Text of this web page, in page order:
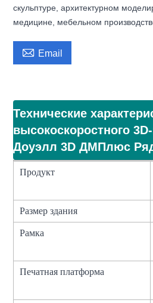
скульптуре, архитектурном
медицине, мебельном
 Email
Технические
высокоскоростного
Доуэлл 3D ДМПлюс
Продукт
Размер здания
Рамка
Печатная платформа